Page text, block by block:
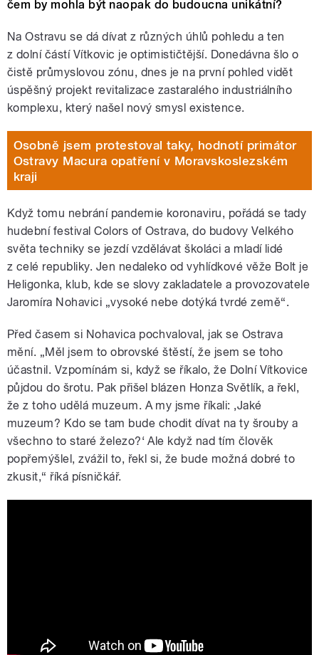
čem by mohla být naopak do budoucna unikátní?
Na Ostravu se dá dívat z různých úhlů pohledu a ten
z dolní částí Vítkovic je optimističtější. Donedávna šlo o
čistě průmyslovou zónu, dnes je na první pohled vidět
úspěšný projekt revitalizace zastaralého industriálního
komplexu, který našel nový smysl existence.
Osobně jsem protestoval taky, hodnotí primátor
Ostravy Macura opatření v Moravskoslezském
kraji
Když tomu nebrání pandemie koronaviru, pořádá se tady
hudební festival Colors of Ostrava, do budovy Velkého
světa techniky se jezdí vzdělávat školáci a mladí lidé
z celé republiky. Jen nedaleko od vyhlídkové věže Bolt je
Heligonka, klub, kde se slovy zakladatele a provozovatele
Jaromíra Nohavici „vysoké nebe dotýká tvrdé země“.
Před časem si Nohavica pochvaloval, jak se Ostrava
mění. „Měl jsem to obrovské štěstí, že jsem se toho
účastnil. Vzpomínám si, když se říkalo, že Dolní Vítkovice
půjdou do šrotu. Pak přišel blázen Honza Světlík, a řekl,
že z toho udělá muzeum. A my jsme říkali: ‚Jaké
muzeum? Kdo se tam bude chodit dívat na ty šrouby a
všechno to staré železo?‘ Ale když nad tím člověk
popřemýšlel, zvážil to, řekl si, že bude možná dobré to
zkusit,“ říká písničkář.